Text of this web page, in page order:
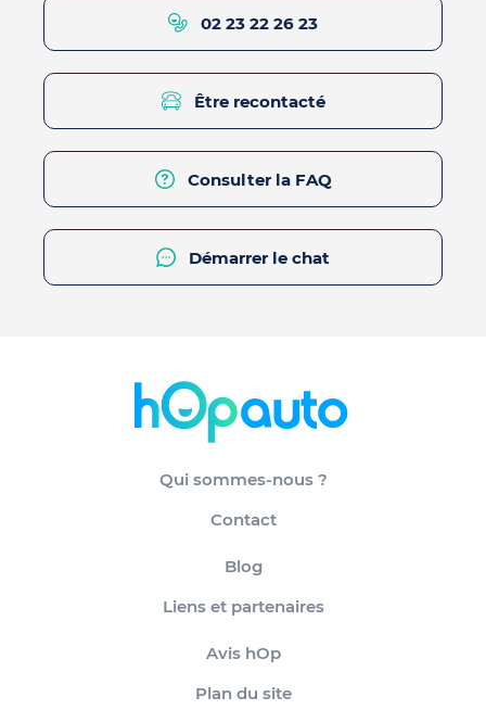
02 23 22 26 23
Être recontacté
Consulter la FAQ
Démarrer le chat
Qui sommes-nous ?
Contact
Blog
Liens et partenaires
Avis hOp
Plan du site